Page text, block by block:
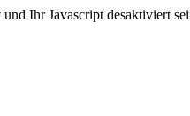
Ihr Javascript desaktiviert